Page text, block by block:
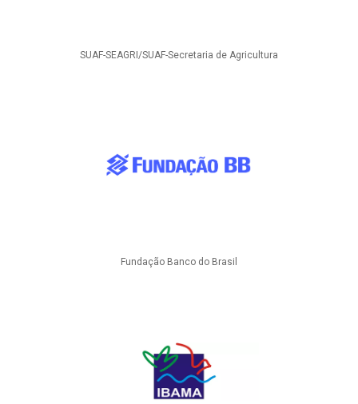
SUAF-SEAGRI/SUAF-Secretaria de Agricultura
Fundação Banco do Brasil